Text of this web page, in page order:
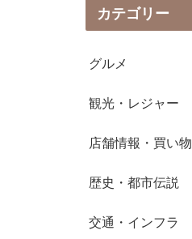
カテゴリー
グルメ
観光・レジャー
店舗情報・買い物
歴史・都市伝説
交通・インフラ